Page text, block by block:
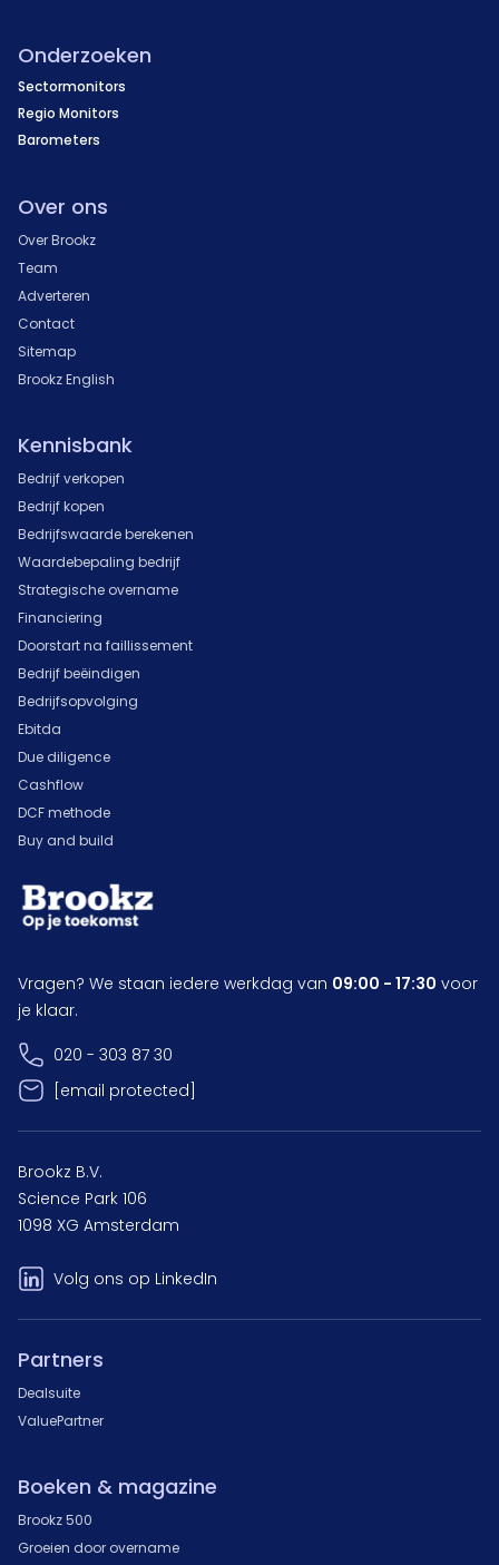
Onderzoeken
Sectormonitors
Regio Monitors
Barometers
Over ons
Over Brookz
Team
Adverteren
Contact
Sitemap
Brookz English
Kennisbank
Bedrijf verkopen
Bedrijf kopen
Bedrijfswaarde berekenen
Waardebepaling bedrijf
Strategische overname
Financiering
Doorstart na faillissement
Bedrijf beëindigen
Bedrijfsopvolging
Ebitda
Due diligence
Cashflow
DCF methode
Buy and build
Vragen? We staan iedere werkdag van 09:00 - 17:30 voor
je klaar.
020 - 303 87 30
[email protected]
Brookz B.V.
Science Park 106
1098 XG Amsterdam
Volg ons op LinkedIn
Partners
Dealsuite
ValuePartner
Boeken & magazine
Brookz 500
Groeien door overname